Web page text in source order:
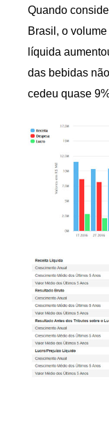
Quando
Brasil, o
líquida
das bebidas
cedeu quase